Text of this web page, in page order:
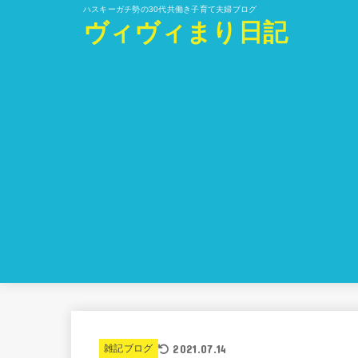
ハスキーガチ勢の30代共働き子育て夫婦ブログ
ヴィヴィまり日記
雑記ブログ 2021.07.14